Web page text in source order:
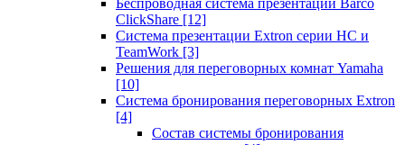
Беспроводная система презентации Barco
ClickShare [12]
Система презентации Extron серии HC и
TeamWork [3]
Решения для переговорных комнат Yamaha
[10]
Система бронирования переговорных Extron
[4]
Состав системы бронирования